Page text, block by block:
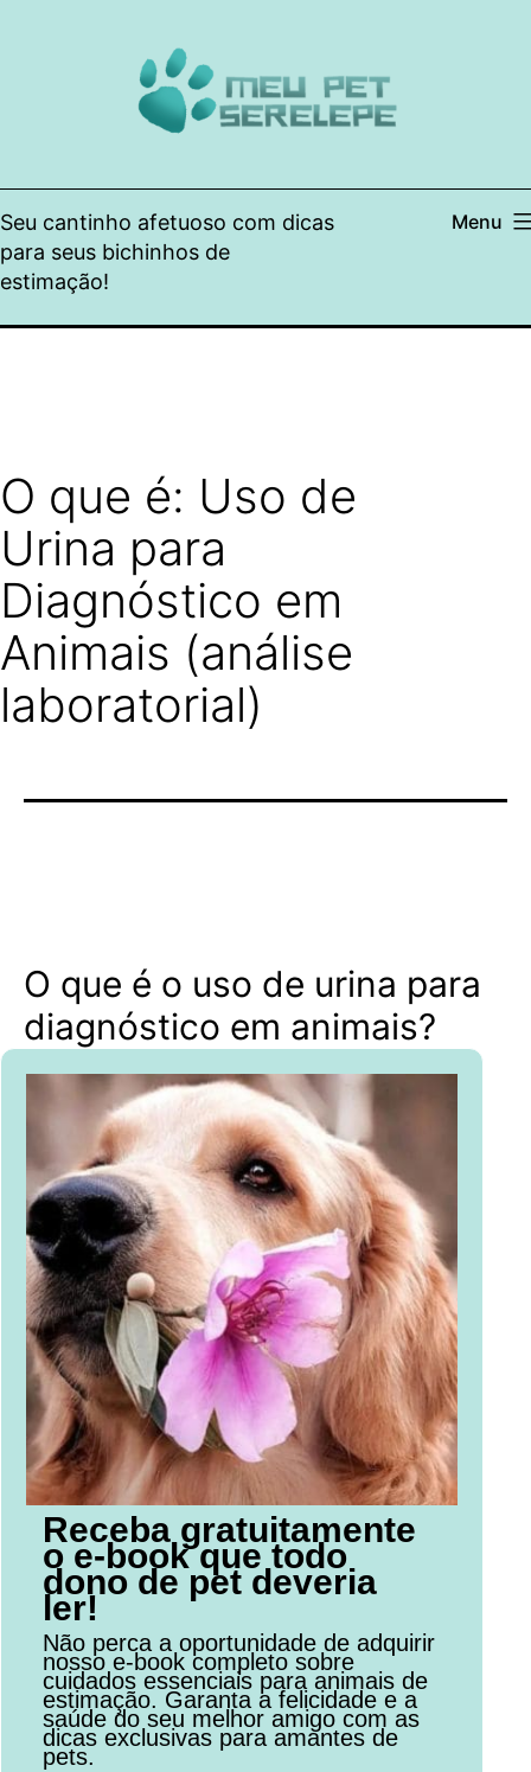
Seu cantinho afetuoso com dicas
para seus bichinhos de
estimação!
Menu
O que é: Uso de
Urina para
Diagnóstico em
Animais (análise
laboratorial)
O que é o uso de urina para
diagnóstico em animais?
Receba gratuitamente
o e-book que todo
dono de pet deveria
ler!
Não perca a oportunidade de adquirir
nosso e-book completo sobre
cuidados essenciais para animais de
estimação. Garanta a felicidade e a
saúde do seu melhor amigo com as
dicas exclusivas para amantes de
pets.